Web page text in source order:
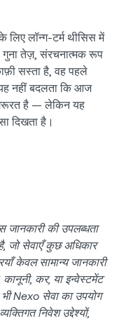
लॉन्ग-टर्म थीसिस में
गुना तेज़, संरचनात्मक रूप
सस्ता है, वह पहले
नहीं बदलता कि आज
है — लेकिन यह
दिखता है।
जानकारी की उपलब्धता
जो सेवाएँ कुछ अधिकार
केवल सामान्य जानकारी
कानूनी, कर, या इन्वेस्टमेंट
Nexo सेवा का उपयोग
निवेश उद्देश्यों,